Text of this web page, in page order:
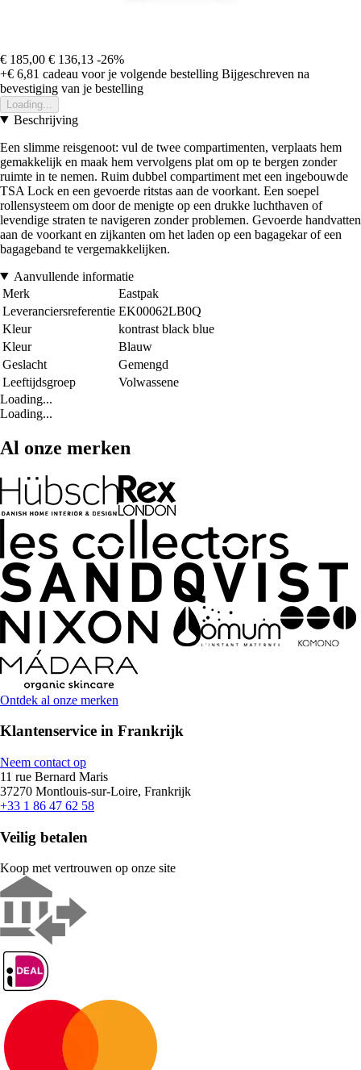
€ 185,00 € 136,13 -26%
+€ 6,81 cadeau voor je volgende bestelling Bijgeschreven na
bevestiging van je bestelling
Loading...
Beschrijving
Een slimme reisgenoot: vul de twee compartimenten, verplaats hem
gemakkelijk en maak hem vervolgens plat om op te bergen zonder
ruimte in te nemen. Ruim dubbel compartiment met een ingebouwde
TSA Lock en een gevoerde ritstas aan de voorkant. Een soepel
rollensysteem om door de menigte op een drukke luchthaven of
levendige straten te navigeren zonder problemen. Gevoerde handvatten
aan de voorkant en zijkanten om het laden op een bagagekar of een
bagageband te vergemakkelijken.
Aanvullende informatie
Merk
Eastpak
Leveranciersreferentie EK00062LB0Q
Kleur
kontrast black blue
Kleur
Blauw
Geslacht
Gemengd
Leeftijdsgroep
Volwassene
Loading...
Loading...
Al onze merken
Ontdek al onze merken
Klantenservice in Frankrijk
Neem contact op
11 rue Bernard Maris
37270 Montlouis-sur-Loire, Frankrijk
+33 1 86 47 62 58
Veilig betalen
Koop met vertrouwen op onze site